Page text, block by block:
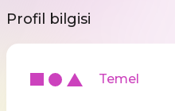
Profil bilgisi
Temel